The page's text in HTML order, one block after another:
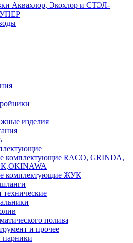
Аквахлор, Экохлор и СТЭЛ-
изделия
комплектующие RACO, GRINDA,
комплектующие ЖУК
полива
и прочее